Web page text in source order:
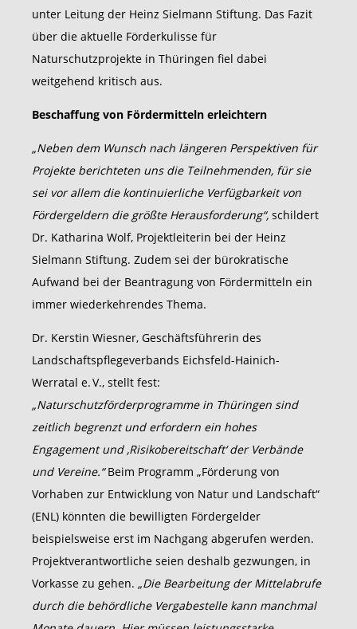
unter Leitung der Heinz Sielmann Stiftung. Das Fazit
über die aktuelle Förderkulisse für
Naturschutzprojekte in Thüringen fiel dabei
weitgehend kritisch aus.
Beschaffung von Fördermitteln erleichtern
„Neben dem Wunsch nach längeren Perspektiven für
Projekte berichteten uns die Teilnehmenden, für sie
sei vor allem die kontinuierliche Verfügbarkeit von
Fördergeldern die größte Herausforderung“, schildert
Dr. Katharina Wolf, Projektleiterin bei der Heinz
Sielmann Stiftung. Zudem sei der bürokratische
Aufwand bei der Beantragung von Fördermitteln ein
immer wiederkehrendes Thema.
Dr. Kerstin Wiesner, Geschäftsführerin des
Landschaftspflegeverbands Eichsfeld-Hainich-
Werratal e. V., stellt fest:
„Naturschutzförderprogramme in Thüringen sind
zeitlich begrenzt und erfordern ein hohes
Engagement und ‚Risikobereitschaft‘ der Verbände
und Vereine.“Beim Programm „Förderung von
Vorhaben zur Entwicklung von Natur und Landschaft“
(ENL) könnten die bewilligten Fördergelder
beispielsweise erst im Nachgang abgerufen werden.
Projektverantwortliche seien deshalb gezwungen, in
Vorkasse zu gehen. „Die Bearbeitung der Mittelabrufe
durch die behördliche Vergabestelle kann manchmal